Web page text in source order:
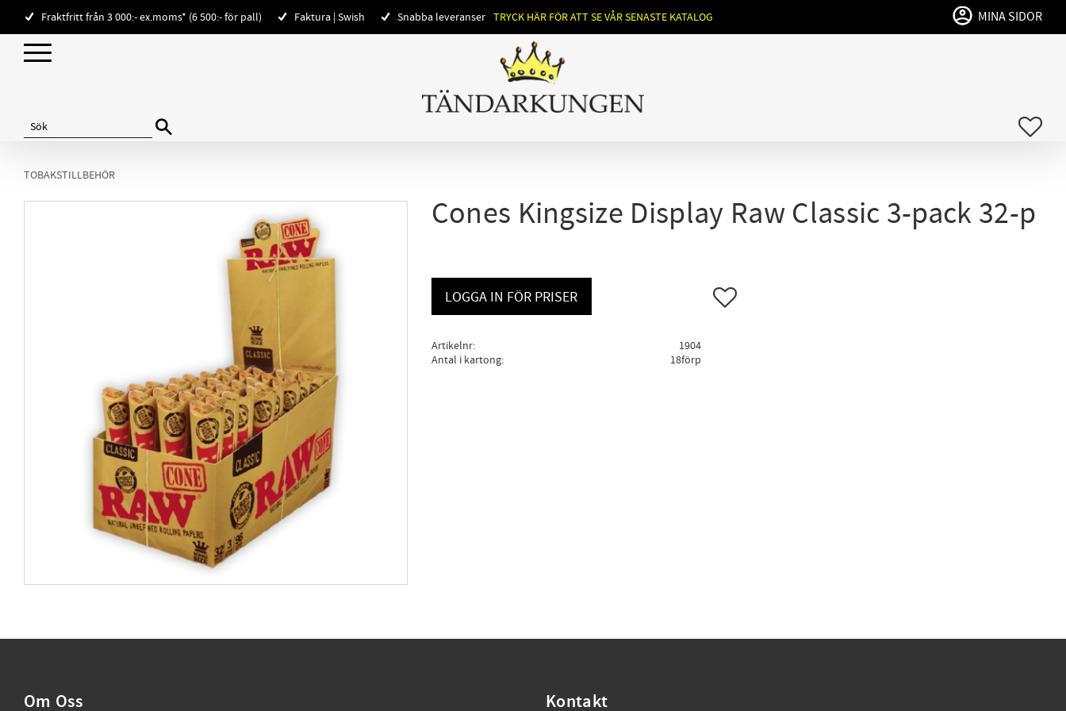
Fraktfritt från 3 000:- ex.moms* (6 500:- för pall) Faktura | Swish Snabba leveranser TRYCK HÄR FÖR ATT SE VÅR SENASTE KATALOG MINA SIDOR
TOBAKSTILLBEHÖR
Cones Kingsize Display Raw Classic 3-pack 32-p
LOGGA IN FÖR PRISER Lägg till i favoriter
Artikelnr
1904
Antal i kartong
18förp
Om Oss Kontakt